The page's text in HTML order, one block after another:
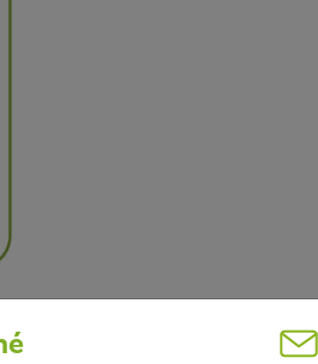
de la floraison